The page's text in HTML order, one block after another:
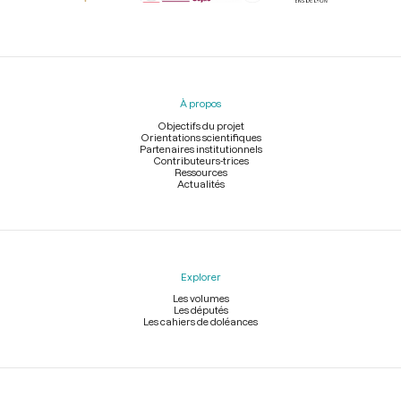
Menu
À propos
Objectifs du projet
Orientations scientifiques
Partenaires institutionnels
Contributeurs-trices
Ressources
Actualités
Explorer
Les volumes
Les députés
Les cahiers de doléances